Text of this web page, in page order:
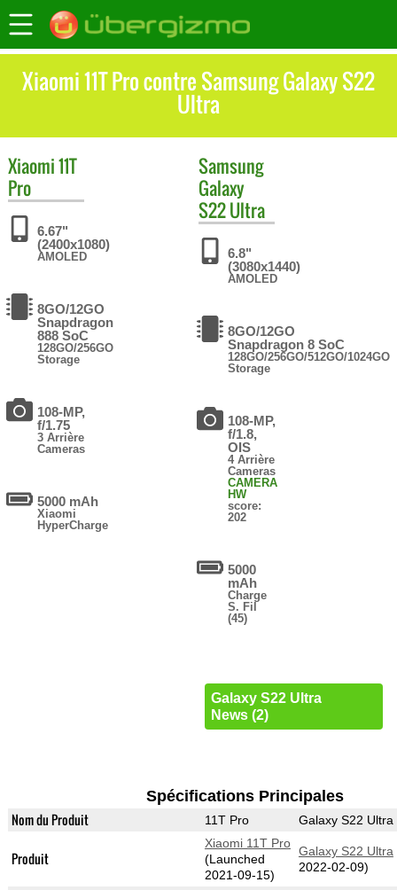
Xiaomi 11T Pro contre Samsung Galaxy S22
Ultra
Xiaomi11T
Pro
6.67"
(2400x1080)
AMOLED
8GO/12GO
Snapdragon
888 SoC
128GO/256GO
Storage
108-MP,
f/1.75
3 Arrière
Cameras
5000 mAh
Xiaomi
HyperCharge
Samsung
Galaxy
S22 Ultra
6.8"
(3080x1440)
AMOLED
8GO/12GO
Snapdragon 8 SoC
128GO/256GO/512GO/1024GO
Storage
108-MP,
f/1.8,
OIS
4 Arrière
Cameras
CAMERA
HW
score:
202
5000
mAh
Charge
S. Fil
(45)
Galaxy S22 Ultra
News (2)
Spécifications Principales
Nom du Produit 11T Pro Galaxy S22 Ultra
Produit
Xiaomi 11T Pro
(Launched
2021-09-15)
Galaxy S22 Ultra
2022-02-09)